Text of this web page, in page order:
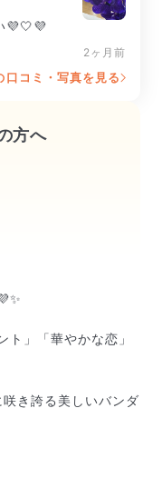
💜🤍💜
2ヶ月前
コミ・写真を見る
方へ
なる処理）を施
届けしています。
見えますが、輸送
効果があります。
」「華やかな恋」
き誇る美しいバンダ